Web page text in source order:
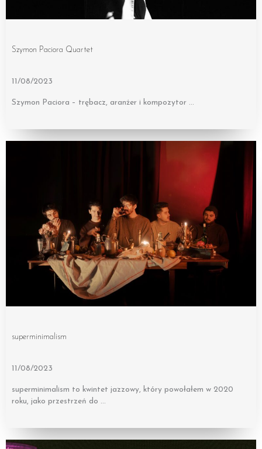
Szymon Paciora Quartet
11/08/2023
Szymon Paciora – trębacz, aranżer i kompozytor …
superminimalism
11/08/2023
superminimalism to kwintet jazzowy, który powołałem w 2020
roku, jako przestrzeń do …